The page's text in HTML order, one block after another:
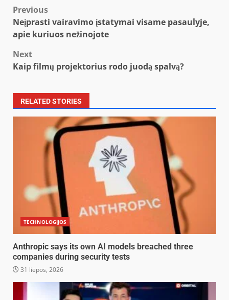
Post
navigation
Previous
Neįprasti vairavimo įstatymai visame pasaulyje,
apie kuriuos nežinojote
Next
Kaip filmų projektorius rodo juodą spalvą?
RELATED STORIES
TECHNOLOGIJOS
Anthropic says its own AI models breached three
companies during security tests
31 liepos, 2026